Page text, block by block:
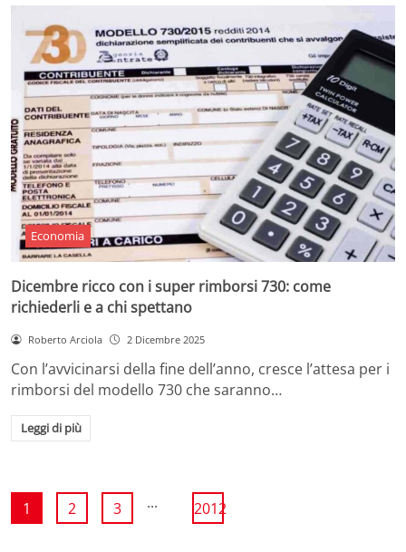
Economia
Dicembre ricco con i super rimborsi 730: come
richiederli e a chi spettano
Roberto Arciola 2 Dicembre 2025
Con l’avvicinarsi della fine dell’anno, cresce l’attesa per i
rimborsi del modello 730 che saranno…
Leggi di più
1 2 3 ... 2012